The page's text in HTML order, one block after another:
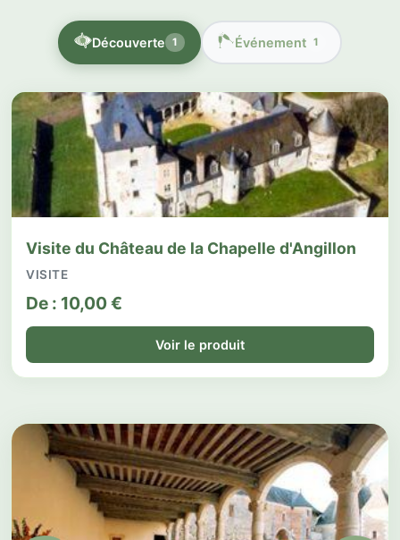
Découverte 1 Événement 1
Visite du Château de la Chapelle d'Angillon
VISITE
De : 10,00€
Voir le produit